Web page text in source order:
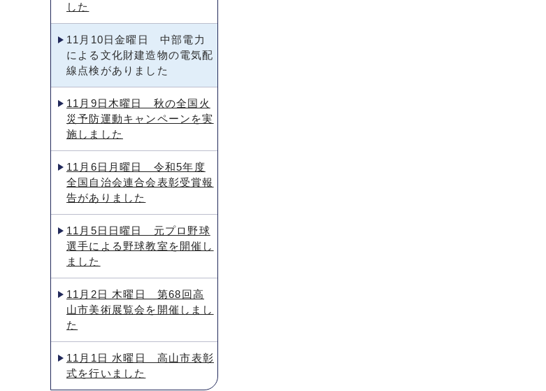
した
11月10日金曜日 中部電力
による文化財建造物の電気配
線点検がありました
11月9日木曜日 秋の全国火
災予防運動キャンペーンを実
施しました
11月6日月曜日 令和5年度
全国自治会連合会表彰受賞報
告がありました
11月5日日曜日 元プロ野球
選手による野球教室を開催し
ました
11月2日 木曜日 第68回高
山市美術展覧会を開催しまし
た
11月1日 水曜日 高山市表彰
式を行いました